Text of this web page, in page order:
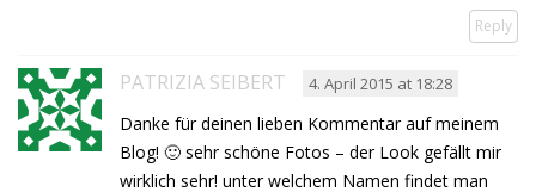
Reply
PATRIZIA SEIBERT 4. April 2015 at 18:28
Danke für deinen lieben Kommentar auf meinem
Blog! 🙂 sehr schöne Fotos – der Look gefällt mir
wirklich sehr! unter welchem Namen findet man